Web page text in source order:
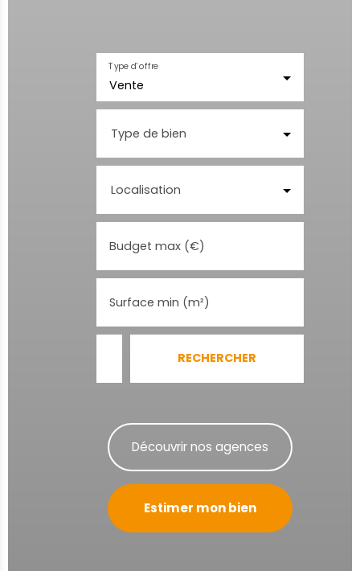
Vente
Type d'offre
Type de bien
Localisation
Budget max (€)
Surface min (m²)
RECHERCHER
Découvrir nos agences
Estimer mon bien